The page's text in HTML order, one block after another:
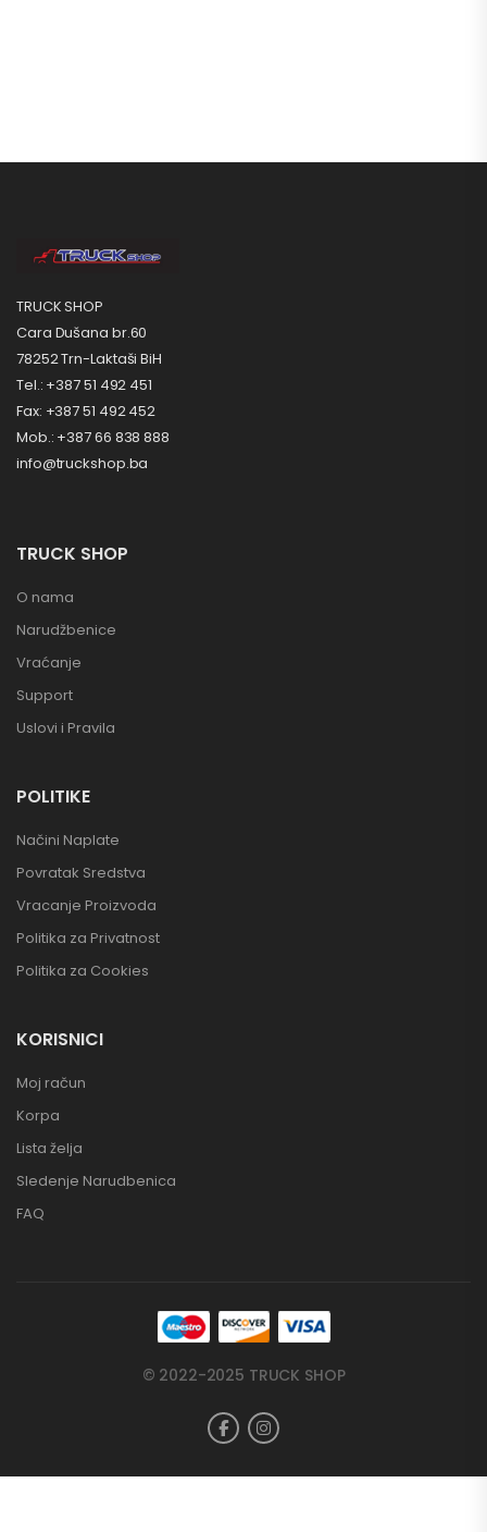
TRUCK SHOP
Cara Dušana br.60
78252 Trn-Laktaši BiH
Tel.: +387 51 492 451
Fax: +387 51 492 452
Mob.: +387 66 838 888
info@truckshop.ba
TRUCK SHOP
O nama
Narudžbenice
Vraćanje
Support
Uslovi i Pravila
POLITIKE
Načini Naplate
Povratak Sredstva
Vracanje Proizvoda
Politika za Privatnost
Politika za Cookies
KORISNICI
Moj račun
Korpa
Lista želja
Sledenje Narudbenica
FAQ
© 2022-2025 TRUCK SHOP